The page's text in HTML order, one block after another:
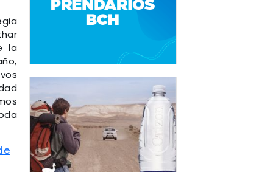
la